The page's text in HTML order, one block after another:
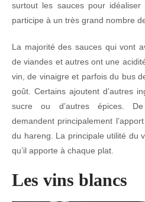
surtout les sauces pour
participe à un très grand nombre
La majorité des sauces qui vont
de viandes et autres ont une
vin, de vinaigre et parfois du bus
goût. Certains ajoutent d’autres
sucre ou d’autres épices.
demandent principalement
du hareng. La principale utilité du
qu’il apporte à chaque plat.
Les vins blancs